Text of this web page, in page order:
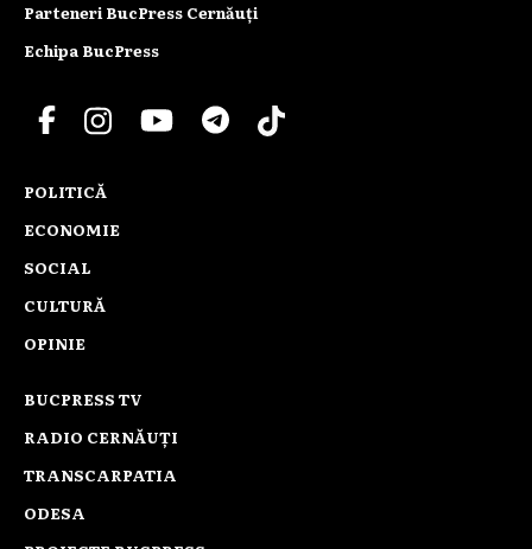
Parteneri BucPress Cernăuți
Echipa BucPress
POLITICĂ
ECONOMIE
SOCIAL
CULTURĂ
OPINIE
BUCPRESS TV
RADIO CERNĂUȚI
TRANSCARPATIA
ODESA